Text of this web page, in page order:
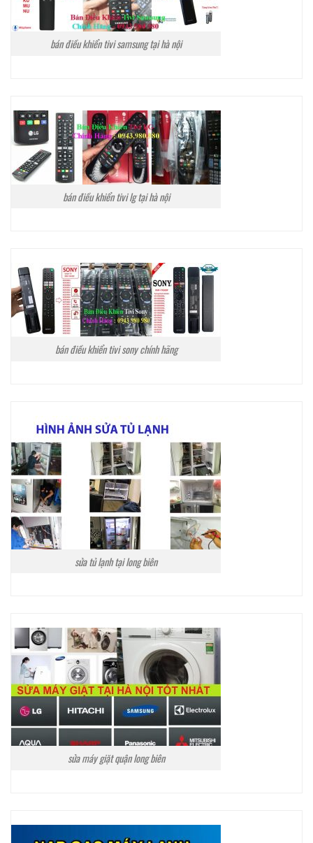
bán điều khiển tivi samsung tại hà nội
bán điều khiển tivi lg tại hà nội
bán điều khiển tivi sony chính hãng
sửa tủ lạnh tại long biên
sửa máy giặt quận long biên